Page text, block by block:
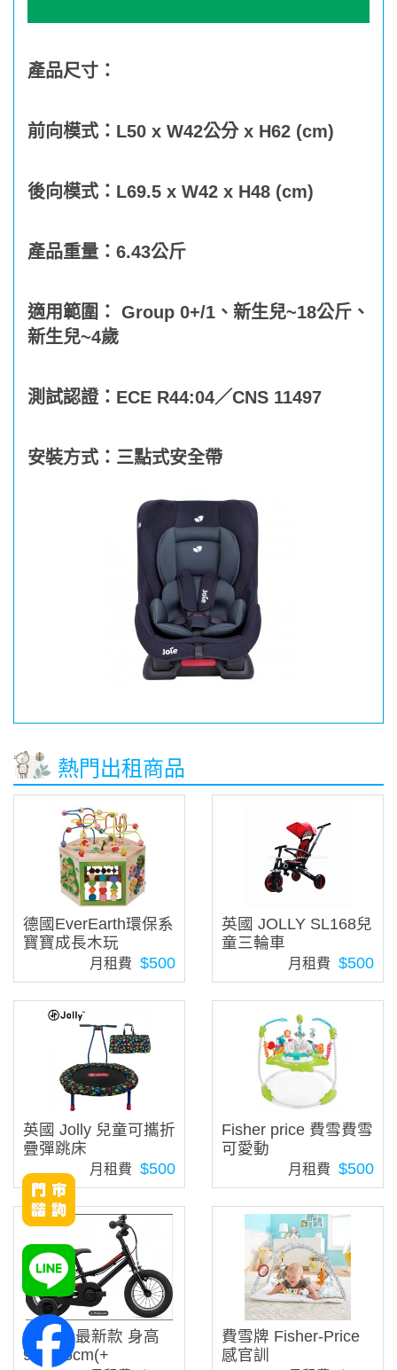
產品尺寸：
前向模式：L50 x W42公分 x H62 (cm)
後向模式：L69.5 x W42 x H48 (cm)
產品重量：6.43公斤
適用範圍： Group 0+/1、新生兒~18公斤、
新生兒~4歲
測試認證：ECE R44:04／CNS 11497
安裝方式：三點式安全帶
熱門出租商品
德國EverEarth環保系
寶寶成長木玩
月租費 $500
英國 JOLLY SL168兒
童三輪車
月租費 $500
英國 Jolly 兒童可攜折
疊彈跳床
月租費 $500
Fisher price 費雪費雪
可愛動
月租費 $500
捷安特 最新款 身高
90-115cm(+
費雪牌 Fisher-Price
感官訓